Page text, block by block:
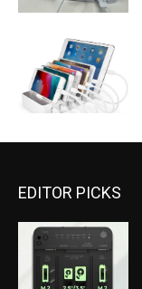
EDITOR PICKS